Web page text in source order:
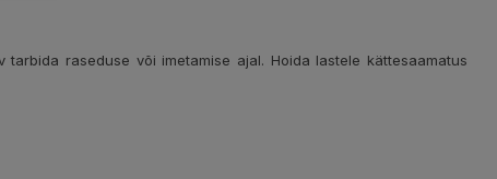
raseduse või imetamise ajal. Hoida lastele kättesaamatus